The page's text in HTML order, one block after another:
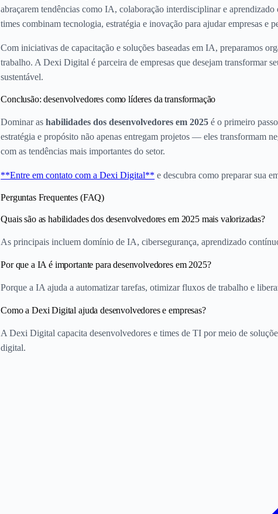
abraçarem tendências como IA, colaboração interdisciplinar e
times combinam tecnologia, estratégia e inovação para ajudar empresas e
Com iniciativas de capacitação e soluções baseadas em IA, preparamos
trabalho. A Dexi Digital é parceira de empresas que desejam transformar
sustentável.
Conclusão: desenvolvedores como líderes da transformação
Dominar ashabilidades dos desenvolvedores em 2025 é o primeiro
estratégia e propósito não apenas entregam projetos — eles transformam
com as tendências mais importantes do setor.
**Entre em contato com a Dexi Digital** e descubra como preparar sua
Perguntas Frequentes (FAQ)
Quais são as habilidades dos desenvolvedores em 2025 mais valorizadas?
As principais incluem domínio de IA, cibersegurança, aprendizado
Por que a IA é importante para desenvolvedores em 2025?
Porque a IA ajuda a automatizar tarefas, otimizar fluxos de trabalho e
Como a Dexi Digital ajuda desenvolvedores e empresas?
A Dexi Digital capacita desenvolvedores e times de TI por meio de
digital.